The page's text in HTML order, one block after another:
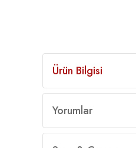
Ürün Bilgisi
Yorumlar